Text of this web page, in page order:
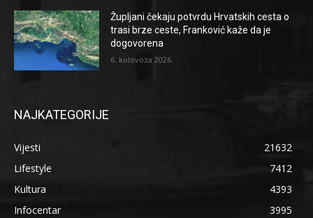
Župljani čekaju potvrdu Hrvatskih cesta o
trasi brze ceste, Franković kaže da je
dogovorena
6. kolovoza 2026.
NAJKATEGORIJE
Vijesti
21632
Lifestyle
7412
Kultura
4393
Infocentar
3995